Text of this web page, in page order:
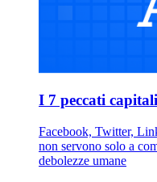
I 7 peccati
Facebook, Twitter,
non servono solo a
debolezze umane